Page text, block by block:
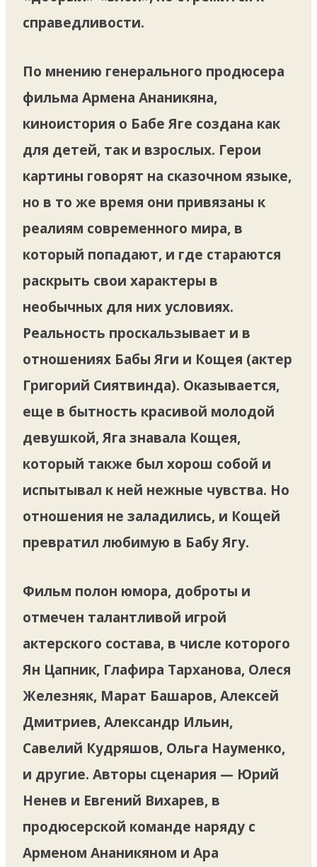
справедливости.
По мнению генерального продюсера
фильма Армена Ананикяна,
киноистория о Бабе Яге создана как
для детей, так и взрослых. Герои
картины говорят на сказочном языке,
но в то же время они привязаны к
реалиям современного мира, в
который попадают, и где стараются
раскрыть свои характеры в
необычных для них условиях.
Реальность проскальзывает и в
отношениях Бабы Яги и Кощея (актер
Григорий Сиятвинда). Оказывается,
еще в бытность красивой молодой
девушкой, Яга знавала Кощея,
который также был хорош собой и
испытывал к ней нежные чувства. Но
отношения не заладились, и Кощей
превратил любимую в Бабу Ягу.
Фильм полон юмора, доброты и
отмечен талантливой игрой
актерского состава, в числе которого
Ян Цапник, Глафира Тарханова, Олеся
Железняк, Марат Башаров, Алексей
Дмитриев, Александр Ильин,
Савелий Кудряшов, Ольга Науменко,
и другие. Авторы сценария — Юрий
Ненев и Евгений Вихарев, в
продюсерской команде наряду с
Арменом Ананикяном и Ара